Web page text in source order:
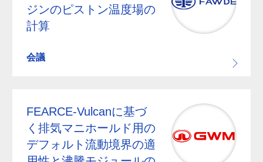
ジンのピストン温度場の
計算
会議
FEARCE-Vulcanに基づ
く排気マニホールド用の
デフォルト流動境界の適